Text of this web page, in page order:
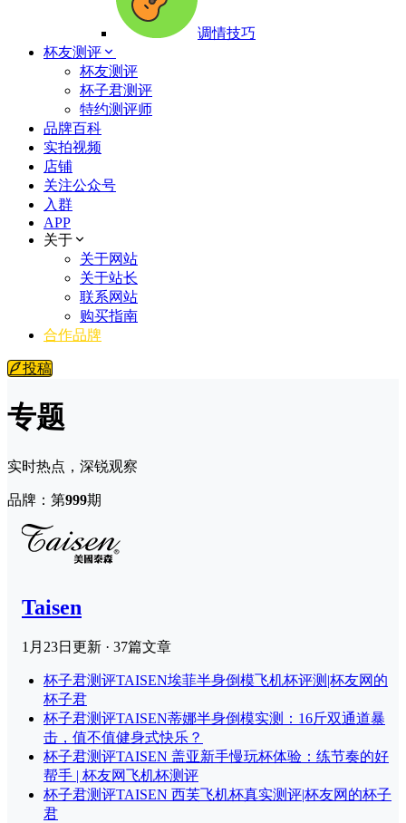
调情技巧
杯友测评
杯友测评
杯子君测评
特约测评师
品牌百科
实拍视频
店铺
关注公众号
入群
APP
关于
关于网站
关于站长
联系网站
购买指南
合作品牌
投稿
专题
实时热点，深锐观察
品牌：第999期
Taisen
1月23日 更新 · 37篇文章
杯子君测评TAISEN埃菲半身倒模飞机杯评测|杯友网的
杯子君
杯子君测评TAISEN蒂娜半身倒模实测：16斤双通道暴
击，值不值健身式快乐？
杯子君测评TAISEN 盖亚新手慢玩杯体验：练节奏的好
帮手 | 杯友网飞机杯测评
杯子君测评TAISEN 西芙飞机杯真实测评|杯友网的杯子
君